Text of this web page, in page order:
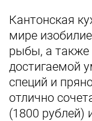
Кантонская
мире
рыбы, а также
достигаемой
специй и
отлично
(1800 рублей)